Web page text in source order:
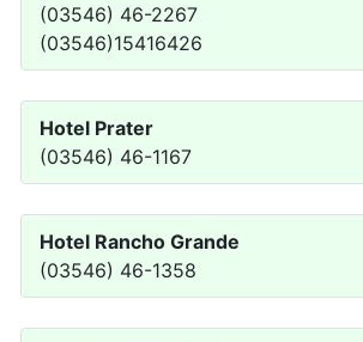
(03546) 46-2267
(03546)15416426
Hotel Prater
(03546) 46-1167
Hotel Rancho Grande
(03546) 46-1358